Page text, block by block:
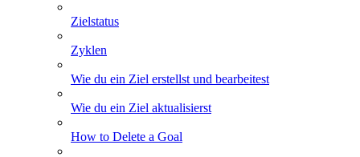
Zielstatus
Zyklen
Wie du ein Ziel erstellst und bearbeitest
Wie du ein Ziel aktualisierst
How to Delete a Goal